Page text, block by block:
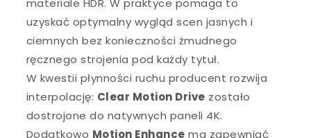
materiale HDR. W praktyce pomaga to
uzyskać optymalny wygląd scen jasnych i
ciemnych bez konieczności żmudnego
ręcznego strojenia pod każdy tytuł.
W kwestii płynności ruchu producent rozwija
interpolację: Clear Motion Drive zostało
dostrojone do natywnych paneli 4K.
Dodatkowo Motion Enhance ma zapewniać